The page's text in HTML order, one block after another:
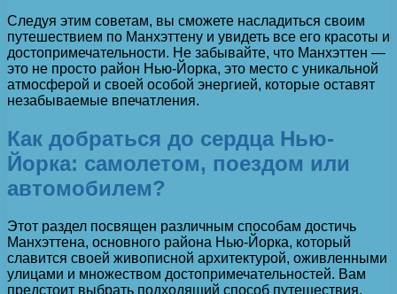
Следуя этим советам, вы сможете насладиться своим
путешествием по Манхэттену и увидеть все его красоты и
достопримечательности. Не забывайте, что Манхэттен —
это не просто район Нью-Йорка, это место с уникальной
атмосферой и своей особой энергией, которые оставят
незабываемые впечатления.
Как добраться до сердца Нью-
Йорка: самолетом, поездом или
автомобилем?
Этот раздел посвящен различным способам достичь
Манхэттена, основного района Нью-Йорка, который
славится своей живописной архитектурой, оживленными
улицами и множеством достопримечательностей. Вам
предстоит выбрать подходящий способ путешествия,